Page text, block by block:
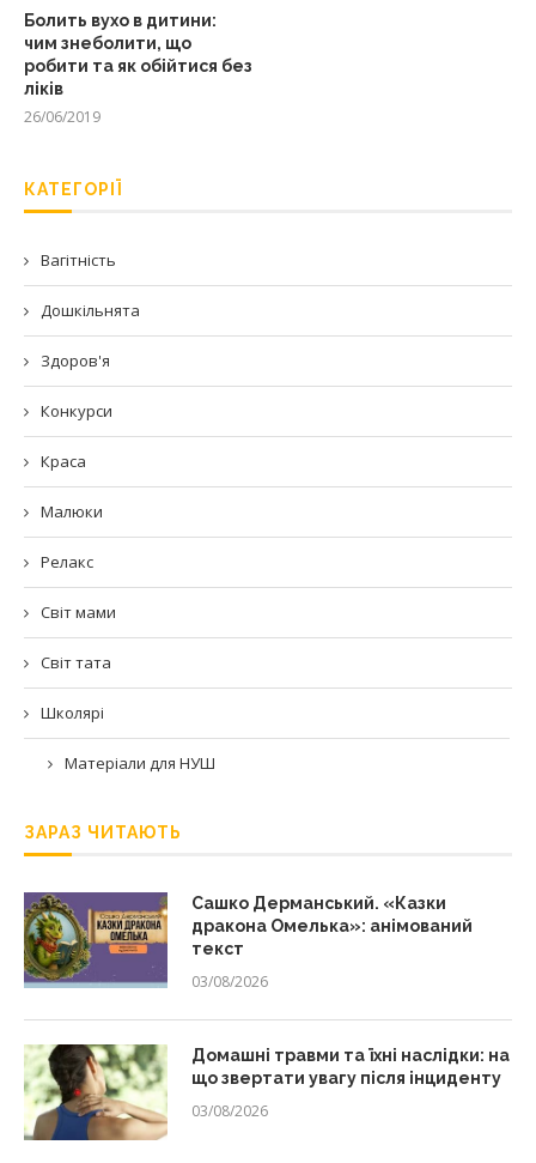
Болить вухо в дитини:
чим знеболити, що
робити та як обійтися без
ліків
26/06/2019
КАТЕГОРІЇ
Вагітність
Дошкільнята
Здоров'я
Конкурси
Краса
Малюки
Релакс
Світ мами
Світ тата
Школярі
Матеріали для НУШ
ЗАРАЗ ЧИТАЮТЬ
Сашко Дерманський. «Казки
дракона Омелька»: анімований
текст
03/08/2026
Домашні травми та їхні наслідки: на
що звертати увагу після інциденту
03/08/2026